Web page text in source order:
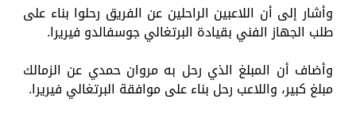
وأشار إلى أن اللاعبين الراحلين عن الفريق رحلوا بناء على
طلب الجهاز الفني بقيادة البرتغالي جوسفالدو فيريرا.
وأضاف أن المبلغ الذي رحل به مروان حمدي عن الزمالك
مبلغ كبير، واللاعب رحل بناء على موافقة البرتغالي فيريرا.